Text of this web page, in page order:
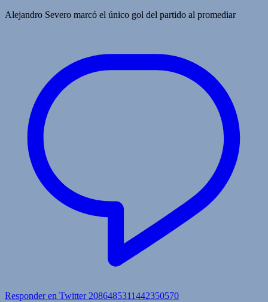
Alejandro Severo marcó el único gol del partido al promediar
Responder en Twitter 2086485311442350570